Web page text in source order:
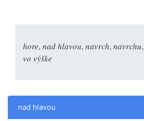
hore, nad hlavou, navrch, navrchu,
vo výške
nad hlavou